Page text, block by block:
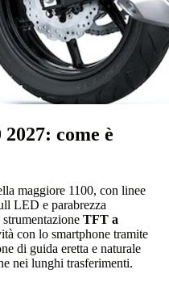
come è
maggiore 1100, con linee
LED e parabrezza
TFT a
con lo smartphone tramite
di guida eretta e naturale
nei lunghi trasferimenti.